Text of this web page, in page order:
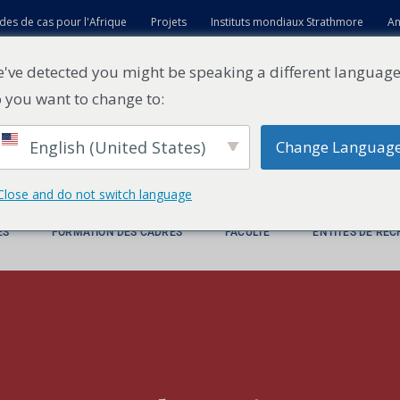
de cas pour l'Afrique Projets Instituts mondiaux Strathmore
FORMATION DES CADRES FACULTÉ ENTITÉS DE
detected you might be speaking a different
you want to change to:
English (United States) Change
and do not switch language